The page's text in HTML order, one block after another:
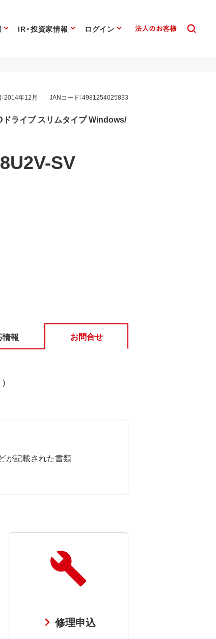
IR・投資家情報 ログイン
2014年12月 JANコード：4981254025833
ライブ スリムタイプ Windows/
SV
報 お問合せ
)
が記載された書類
修理申込